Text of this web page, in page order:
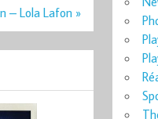
– Lola Lafon »